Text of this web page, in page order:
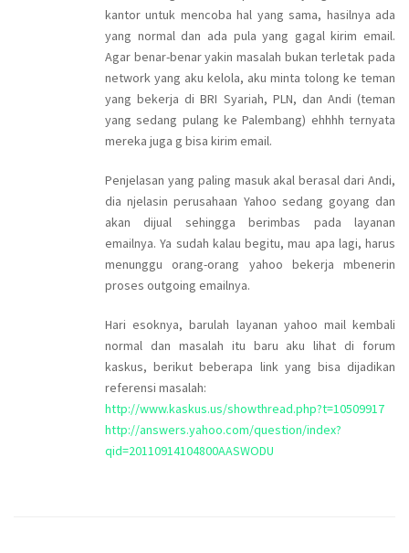
kantor untuk mencoba hal yang sama, hasilnya ada
yang normal dan ada pula yang gagal kirim email.
Agar benar-benar yakin masalah bukan terletak pada
network yang aku kelola, aku minta tolong ke teman
yang bekerja di BRI Syariah, PLN, dan Andi (teman
yang sedang pulang ke Palembang) ehhhh ternyata
mereka juga g bisa kirim email.
Penjelasan yang paling masuk akal berasal dari Andi,
dia njelasin perusahaan Yahoo sedang goyang dan
akan dijual sehingga berimbas pada layanan
emailnya. Ya sudah kalau begitu, mau apa lagi, harus
menunggu orang-orang yahoo bekerja mbenerin
proses outgoing emailnya.
Hari esoknya, barulah layanan yahoo mail kembali
normal dan masalah itu baru aku lihat di forum
kaskus, berikut beberapa link yang bisa dijadikan
referensi masalah:
http://www.kaskus.us/showthread.php?t=10509917
http://answers.yahoo.com/question/index?
qid=20110914104800AASWODU